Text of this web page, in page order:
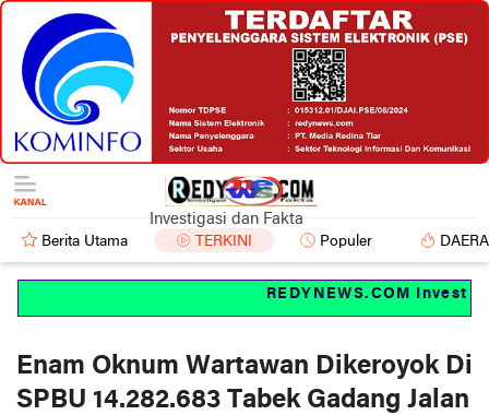
Investigasi dan Fakta
Berita Utama TERKINI Populer
REDYNEWS.COM
Enam Oknum Wartawan Dikeroyok Di
SPBU 14.282.683 Tabek Gadang Jalan